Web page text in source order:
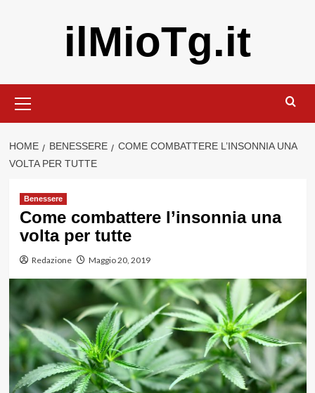
ilMioTg.it
principale
HOME BENESSERE
COME COMBATTERE L’INSONNIA UNA
VOLTA PER TUTTE
Benessere
Come combattere l’insonnia una
volta per tutte
Redazione Maggio 20, 2019